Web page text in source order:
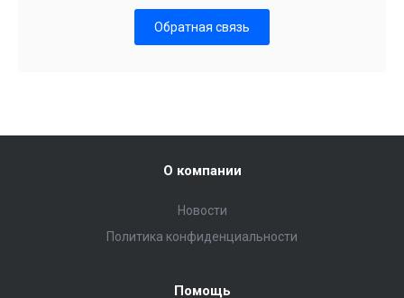
Обратная связь
О компании
Новости
Политика конфиденциальности
Помощь